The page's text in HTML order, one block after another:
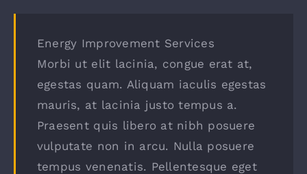
Energy Improvement Services
Morbi ut elit lacinia, congue erat at,
egestas quam. Aliquam iaculis egestas
mauris, at lacinia justo tempus a.
Praesent quis libero at nibh posuere
vulputate non in arcu. Nulla posuere
tempus venenatis. Pellentesque eget